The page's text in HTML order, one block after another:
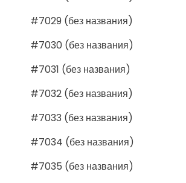
#7029 (без названия)
#7030 (без названия)
#7031 (без названия)
#7032 (без названия)
#7033 (без названия)
#7034 (без названия)
#7035 (без названия)